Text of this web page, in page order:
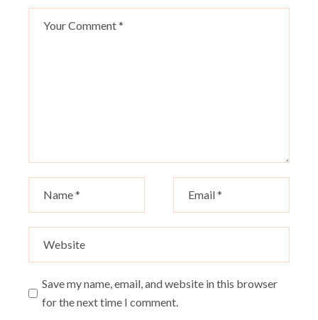
Save my name, email, and website in this browser
for the next time I comment.